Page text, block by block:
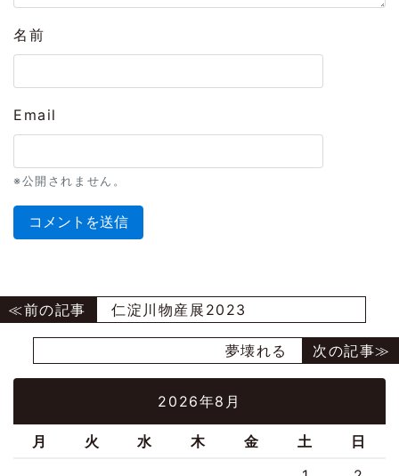
名前
Email
※公開されません。
仁淀川物産展2023
夢壊れる
2026年8月
月 火 水 木 金 土 日